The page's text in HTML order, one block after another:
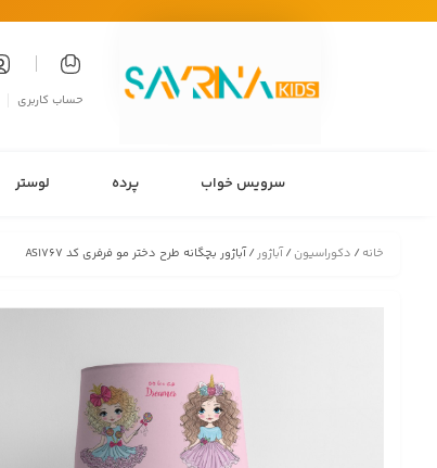
حساب کاربری
سرویس خواب پرده لوستر
خانه/ دکوراسیون/آباژور/ آباژور بچگانه طرح دختر مو فرفری کد AS1767